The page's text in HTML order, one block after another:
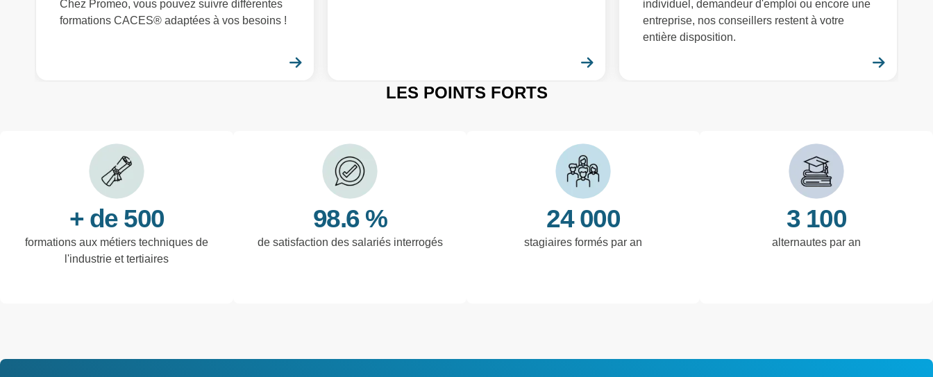
Chez Promeo, vous pouvez suivre différentes
formations CACES® adaptées à vos besoins !
individuel, demandeur d'emploi ou encore une
entreprise, nos conseillers restent à votre
entière disposition.
LES POINTS FORTS
+ de 500
formations aux métiers techniques de
l'industrie et tertiaires
98.6 %
de satisfaction des salariés interrogés
24 000
stagiaires formés par an
3 100
alternautes par an